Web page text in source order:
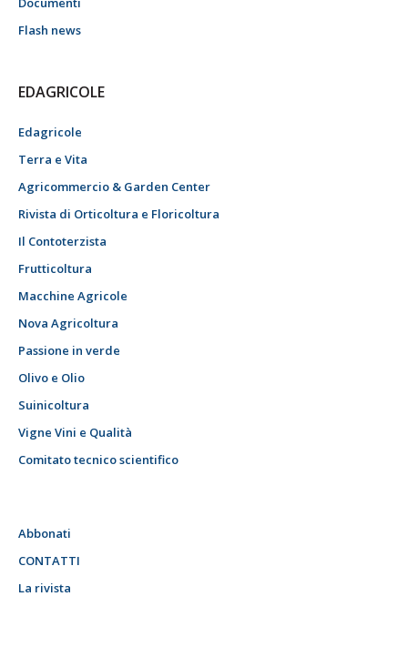
Flash news
EDAGRICOLE
Edagricole
Terra e Vita
Agricommercio & Garden Center
Rivista di Orticoltura e Floricoltura
Il Contoterzista
Frutticoltura
Macchine Agricole
Nova Agricoltura
Passione in verde
Olivo e Olio
Suinicoltura
Vigne Vini e Qualità
Comitato tecnico scientifico
Abbonati
CONTATTI
La rivista